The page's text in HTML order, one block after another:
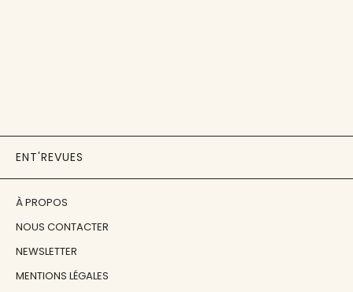
ENT'REVUES
À PROPOS
NOUS CONTACTER
NEWSLETTER
MENTIONS LÉGALES